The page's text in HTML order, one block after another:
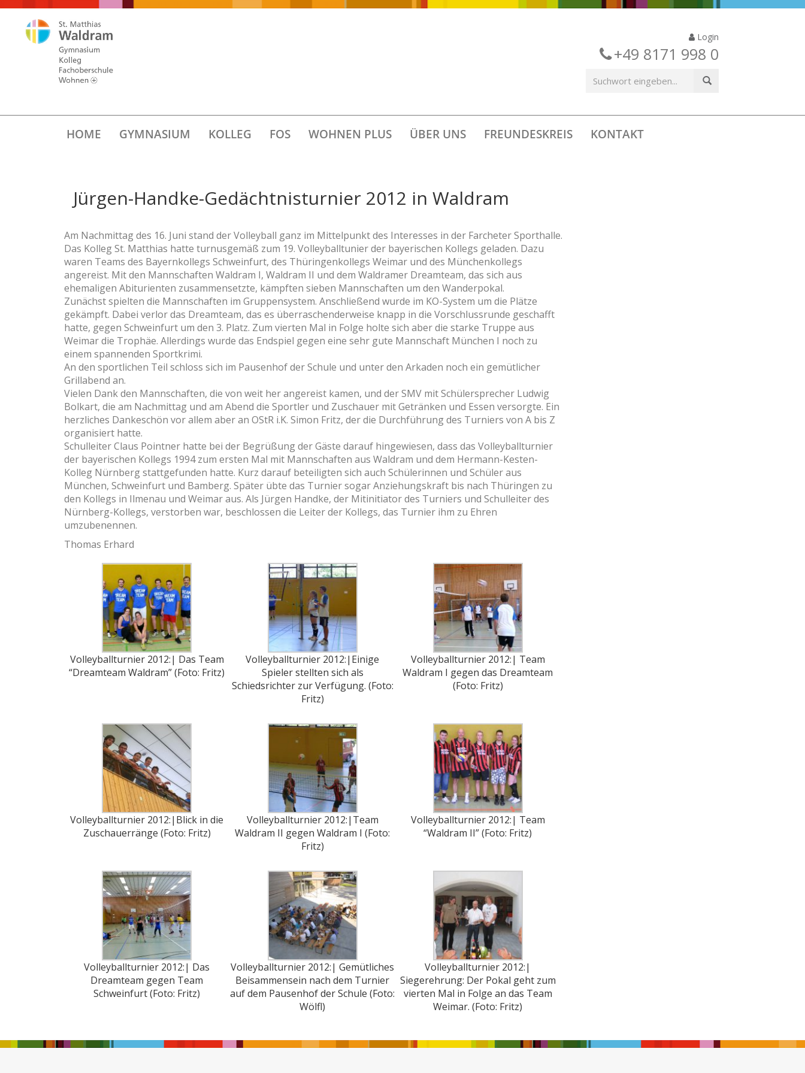
Login
+49 8171 998 0
HOME GYMNASIUM KOLLEG FOS WOHNEN PLUS ÜBER UNS FREUNDESKREIS KONTAKT
Jürgen-Handke-Gedächtnisturnier 2012 in Waldram
Am Nachmittag des 16. Juni stand der Volleyball ganz im Mittelpunkt des Interesses in der Farcheter Sporthalle.
Das Kolleg St. Matthias hatte turnusgemäß zum 19. Volleyballtunier der bayerischen Kollegs geladen. Dazu
waren Teams des Bayernkollegs Schweinfurt, des Thüringenkollegs Weimar und des Münchenkollegs
angereist. Mit den Mannschaften Waldram I, Waldram II und dem Waldramer Dreamteam, das sich aus
ehemaligen Abiturienten zusammensetzte, kämpften sieben Mannschaften um den Wanderpokal.
Zunächst spielten die Mannschaften im Gruppensystem. Anschließend wurde im KO-System um die Plätze
gekämpft. Dabei verlor das Dreamteam, das es überraschenderweise knapp in die Vorschlussrunde geschafft
hatte, gegen Schweinfurt um den 3. Platz. Zum vierten Mal in Folge holte sich aber die starke Truppe aus
Weimar die Trophäe. Allerdings wurde das Endspiel gegen eine sehr gute Mannschaft München I noch zu
einem spannenden Sportkrimi.
An den sportlichen Teil schloss sich im Pausenhof der Schule und unter den Arkaden noch ein gemütlicher
Grillabend an.
Vielen Dank den Mannschaften, die von weit her angereist kamen, und der SMV mit Schülersprecher Ludwig
Bolkart, die am Nachmittag und am Abend die Sportler und Zuschauer mit Getränken und Essen versorgte. Ein
herzliches Dankeschön vor allem aber an OStR i.K. Simon Fritz, der die Durchführung des Turniers von A bis Z
organisiert hatte.
Schulleiter Claus Pointner hatte bei der Begrüßung der Gäste darauf hingewiesen, dass das Volleyballturnier
der bayerischen Kollegs 1994 zum ersten Mal mit Mannschaften aus Waldram und dem Hermann-Kesten-
Kolleg Nürnberg stattgefunden hatte. Kurz darauf beteiligten sich auch Schülerinnen und Schüler aus
München, Schweinfurt und Bamberg. Später übte das Turnier sogar Anziehungskraft bis nach Thüringen zu
den Kollegs in Ilmenau und Weimar aus. Als Jürgen Handke, der Mitinitiator des Turniers und Schulleiter des
Nürnberg-Kollegs, verstorben war, beschlossen die Leiter der Kollegs, das Turnier ihm zu Ehren
umzubenennen.
Thomas Erhard
Volleyballturnier 2012:| Das Team
“Dreamteam Waldram” (Foto: Fritz)
Volleyballturnier 2012:|Einige
Spieler stellten sich als
Schiedsrichter zur Verfügung. (Foto:
Fritz)
Volleyballturnier 2012:| Team
Waldram I gegen das Dreamteam
(Foto: Fritz)
Volleyballturnier 2012:|Blick in die
Zuschauerränge (Foto: Fritz)
Volleyballturnier 2012:|Team
Waldram II gegen Waldram I (Foto:
Fritz)
Volleyballturnier 2012:| Team
“Waldram II” (Foto: Fritz)
Volleyballturnier 2012:| Das
Dreamteam gegen Team
Schweinfurt (Foto: Fritz)
Volleyballturnier 2012:| Gemütliches
Beisammensein nach dem Turnier
auf dem Pausenhof der Schule (Foto:
Wölfl)
Volleyballturnier 2012:|
Siegerehrung: Der Pokal geht zum
vierten Mal in Folge an das Team
Weimar. (Foto: Fritz)